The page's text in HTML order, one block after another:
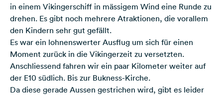
in einem Vikingerschiff in mässigem Wind eine Runde zu
drehen. Es gibt noch mehrere Atraktionen, die vorallem
den Kindern sehr gut gefällt.
Es war ein lohnenswerter Ausflug um sich für einen
Moment zurück in die Vikingerzeit zu versetzten.
Anschliessend fahren wir ein paar Kilometer weiter auf
der E10 südlich. Bis zur Bukness-Kirche.
Da diese gerade Aussen gestrichen wird, gibt es leider